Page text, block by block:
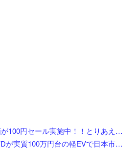
【期間限定】MGS動画が100円セール実施中！！とりあえず全部買うやろｗｗｗｗｗ
【日本車終了】中国BYDが実質100万円台の軽EVで日本市場に殴り込み